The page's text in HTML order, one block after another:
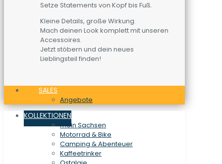
Setze Statements von Kopf bis Fuß.
Kleine Details, große Wirkung.
Mach deinen Look komplett mit unseren
Accessoires.
Jetzt stöbern und dein neues
Lieblingsteil finden!
SALES
Angebote
KOLLEKTIONEN
mein Sachsen
Motorrad & Bike
Camping & Abenteuer
Kaffeetrinker